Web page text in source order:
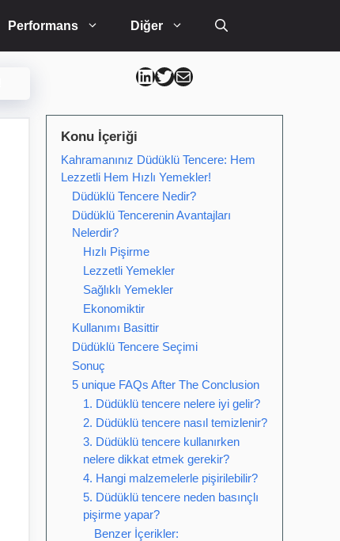
Performans Diğer
Can Kütahya Linkedin
Can Kütahya Twitter
Can Kütahya Mail
Konu İçeriği
Kahramanınız Düdüklü Tencere: Hem
Lezzetli Hem Hızlı Yemekler!
Düdüklü Tencere Nedir?
Düdüklü Tencerenin Avantajları
Nelerdir?
Hızlı Pişirme
Lezzetli Yemekler
Sağlıklı Yemekler
Ekonomiktir
Kullanımı Basittir
Düdüklü Tencere Seçimi
Sonuç
5 unique FAQs After The Conclusion
1. Düdüklü tencere nelere iyi gelir?
2. Düdüklü tencere nasıl temizlenir?
3. Düdüklü tencere kullanırken
nelere dikkat etmek gerekir?
4. Hangi malzemelerle pişirilebilir?
5. Düdüklü tencere neden basınçlı
pişirme yapar?
Benzer İçerikler: